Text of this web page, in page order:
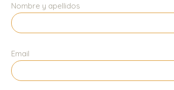
Nombre y apellidos
Email